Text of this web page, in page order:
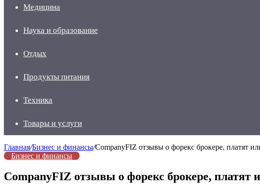
Медицина
Наука и образование
Отдых
Продукты питания
Техника
Товары и услуги
Главная/Бизнес и финансы/CompanyFIZ отзывы о форекс брокере, платят
Бизнес и финансы
CompanyFIZ отзывы о форекс брокере, платят